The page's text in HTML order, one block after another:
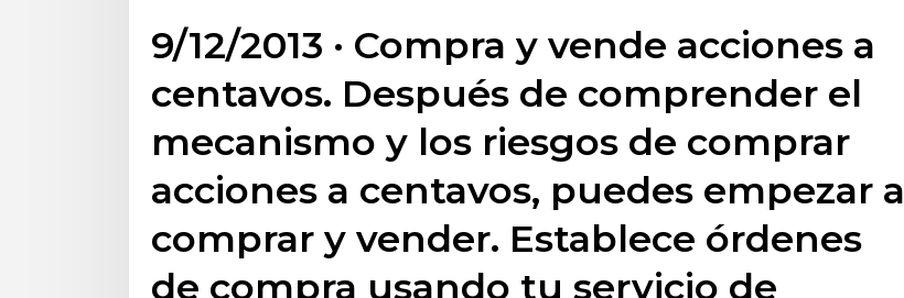
9/12/2013 · Compra y vende acciones a
centavos. Después de comprender el
mecanismo y los riesgos de comprar
acciones a centavos, puedes empezar a
comprar y vender. Establece órdenes
de compra usando tu servicio de